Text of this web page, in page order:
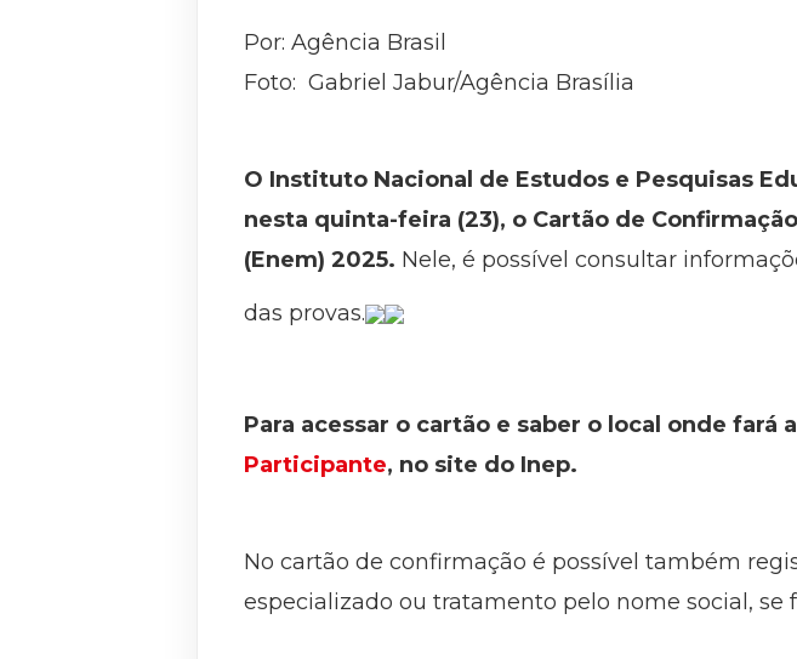
Por: Agência Brasil
Foto: Gabriel Jabur/Agência Brasília
O Instituto Nacional de Estudos e Pesquisas
nesta quinta-feira (23), o Cartão de
(Enem) 2025. Nele, é possível consultar
das provas.
Para acessar o cartão e saber o local onde fará
Participante, no site do Inep.
No cartão de confirmação é possível também
especializado ou tratamento pelo nome social, se